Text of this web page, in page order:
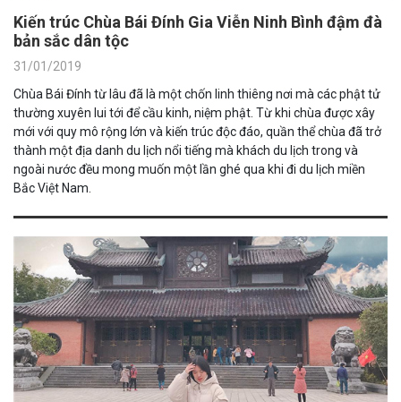
Kiến trúc Chùa Bái Đính Gia Viễn Ninh Bình đậm đà
bản sắc dân tộc
31/01/2019
Chùa Bái Đính từ lâu đã là một chốn linh thiêng nơi mà các phật tử
thường xuyên lui tới để cầu kinh, niệm phật. Từ khi chùa được xây
mới với quy mô rộng lớn và kiến trúc độc đáo, quần thể chùa đã trở
thành một địa danh du lịch nổi tiếng mà khách du lịch trong và
ngoài nước đều mong muốn một lần ghé qua khi đi du lịch miền
Bắc Việt Nam.